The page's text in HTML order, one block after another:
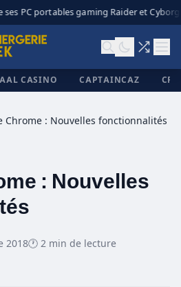
ses PC portables gaming Raider et Cyborg
CASINO CAPTAINCAZ
Chrome : Nouvelles fonctionnalités
: Nouvelles
2018🕐 2 min de lecture